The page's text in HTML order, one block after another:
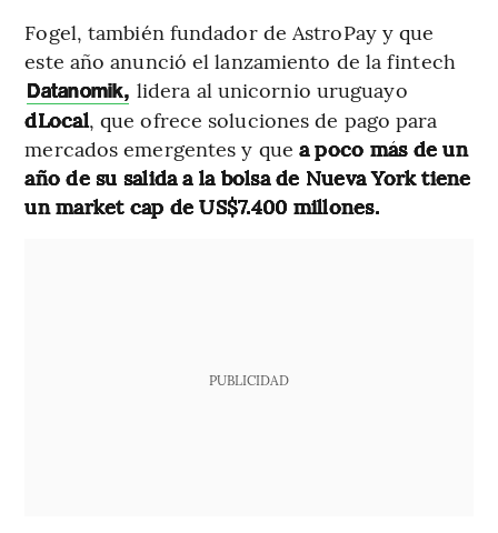
Fogel, también fundador de AstroPay y que
este año anunció el lanzamiento de la fintech
Datanomik, lidera al unicornio uruguayo
dLocal, que ofrece soluciones de pago para
mercados emergentes y que a poco más de un
año de su salida a la bolsa de Nueva York tiene
un market cap de US$7.400 millones.
PUBLICIDAD